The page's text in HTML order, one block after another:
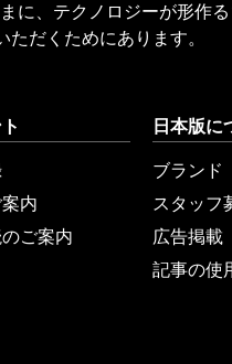
まに、テクノロジーが形作る
だくためにあります。
内
ご案内
日本版に
ブランド
スタッフ
広告掲載
記事の使